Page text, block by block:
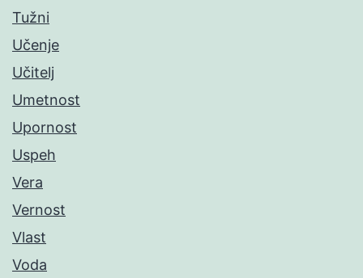
Tužni
Učenje
Učitelj
Umetnost
Upornost
Uspeh
Vera
Vernost
Vlast
Voda